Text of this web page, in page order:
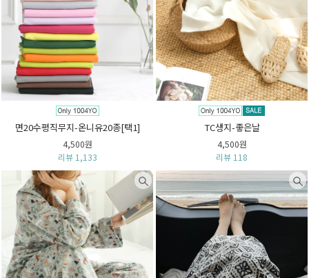
면20수평직무지-온니유20종[택1]
4,500원
리뷰 1,133
TC생지-좋은날
4,500원
리뷰 118